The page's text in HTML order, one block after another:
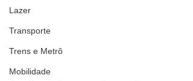
Lazer
Transporte
Trens e Metrô
Mobilidade